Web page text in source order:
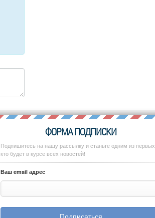
ФОРМА ПОДПИСКИ
Подпишитесь на нашу рассылку и станьте одним из первых,
кто будет в курсе всех новостей!
Ваш email адрес
Подписаться